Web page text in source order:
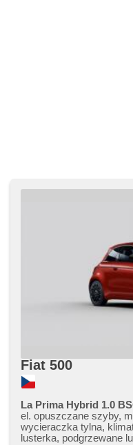
Fiat 500
La Prima Hybrid 1.0
el. opuszczane szyby,
wycieraczka tylna,
lusterka, podgrzewane